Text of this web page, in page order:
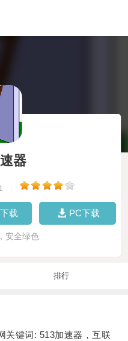
器
载 PC下载
安全绿色
排行
键词: 513加速器，互联